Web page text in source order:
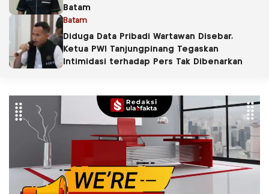
Batam
Batam
Diduga Data Pribadi Wartawan Disebar,
Ketua PWI Tanjungpinang Tegaskan
Intimidasi terhadap Pers Tak Dibenarkan